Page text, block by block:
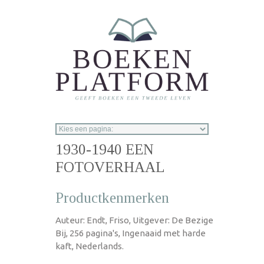
1930-1940 EEN
FOTOVERHAAL
Productkenmerken
Auteur: Endt, Friso, Uitgever: De Bezige
Bij, 256 pagina's, Ingenaaid met harde
kaft, Nederlands.